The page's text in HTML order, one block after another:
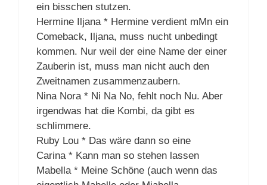
ein bisschen stutzen.
Hermine Iljana * Hermine verdient mMn ein
Comeback, Iljana, muss nucht unbedingt
kommen. Nur weil der eine Name der einer
Zauberin ist, muss man nicht auch den
Zweitnamen zusammenzaubern.
Nina Nora * Ni Na No, fehlt noch Nu. Aber
irgendwas hat die Kombi, da gibt es
schlimmere.
Ruby Lou * Das wäre dann so eine
Carina * Kann man so stehen lassen
Mabella * Meine Schöne (auch wenn das